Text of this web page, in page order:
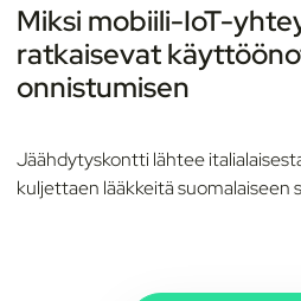
Miksi mobiili-IoT-
ratkaisevat
onnistumisen
Jäähdytyskontti lähtee
kuljettaen lääkkeitä suomalaiseen